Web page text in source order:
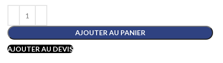
AJOUTER AU PANIER
AJOUTER AU DEVIS